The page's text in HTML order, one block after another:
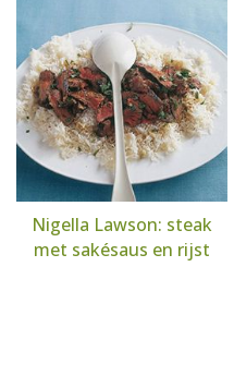
Nigella Lawson: steak
met sakésaus en rijst